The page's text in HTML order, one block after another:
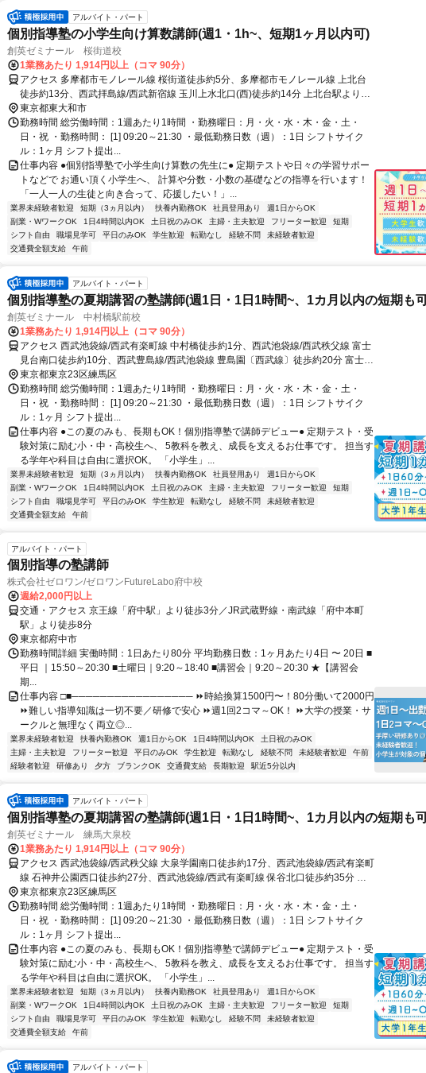
アルバイト・パート
個別指導塾の小学生向け算数講師(週1・1h~、短期1ヶ月以内可)
創英ゼミナール 桜街道校
1業務あたり 1,914円以上（コマ 90分）
アクセス 多摩都市モノレール線 桜街道徒歩約5分、多摩都市モノレール線 上北台
徒歩約13分、西武拝島線/西武新宿線 玉川上水北口(西)徒歩約14分 上北台駅より自
転車で6分、玉川上水駅より自転車で6分
東京都東大和市
勤務時間 総労働時間：1週あたり1時間 ・勤務曜日：月・火・水・木・金・土・
日・祝 ・勤務時間： [1] 09:20～21:30 ・最低勤務日数（週）：1日 シフトサイク
ル：1ヶ月 シフト提出...
仕事内容 ●個別指導塾で小学生向け算数の先生に● 定期テストや日々の学習サポー
トなどで お通い頂く小学生へ、 計算や分数・小数の基礎などの指導を行います！
「一人一人の生徒と向き合って、応援したい！」...
業界未経験者歓迎 短期（3ヵ月以内） 扶養内勤務OK 社員登用あり
週1日からOK
副業・WワークOK
1日4時間以内OK 土日祝のみOK 主婦・主夫歓迎 フリーター歓迎
短期
シフト自由
職場見学可 平日のみOK 学生歓迎 転勤なし 経験不問
未経験者歓迎
交通費全額支給
午前
アルバイト・パート
個別指導塾の夏期講習の塾講師(週1日・1日1時間~、1カ月以内の短期も
創英ゼミナール 中村橋駅前校
1業務あたり 1,914円以上（コマ 90分）
アクセス 西武池袋線/西武有楽町線 中村橋徒歩約1分、西武池袋線/西武秩父線 富士
見台南口徒歩約10分、西武豊島線/西武池袋線 豊島園〔西武線〕徒歩約20分 富士見
台駅より自転車で4分、豊島園駅より自転車で8分
東京都東京23区練馬区
勤務時間 総労働時間：1週あたり1時間 ・勤務曜日：月・火・水・木・金・土・
日・祝 ・勤務時間： [1] 09:20～21:30 ・最低勤務日数（週）：1日 シフトサイク
ル：1ヶ月 シフト提出...
仕事内容 ●この夏のみも、長期もOK！個別指導塾で講師デビュー● 定期テスト・受
験対策に励む小・中・高校生へ、 5教科を教え、成長を支えるお仕事です。 担当す
る学年や科目は自由に選択OK。 「小学生」...
業界未経験者歓迎 短期（3ヵ月以内） 扶養内勤務OK 社員登用あり
週1日からOK
副業・WワークOK
1日4時間以内OK 土日祝のみOK 主婦・主夫歓迎 フリーター歓迎
短期
シフト自由
職場見学可 平日のみOK 学生歓迎 転勤なし 経験不問
未経験者歓迎
交通費全額支給
午前
アルバイト・パート
個別指導の塾講師
株式会社ゼロワン/ゼロワンFutureLabo府中校
週給2,000円以上
交通・アクセス 京王線「府中駅」より徒歩3分／JR武蔵野線・南武線「府中本町
駅」より徒歩8分
東京都府中市
勤務時間詳細 実働時間：1日あたり80分 平均勤務日数：1ヶ月あたり4日 〜 20日 ■
平日 ｜15:50～20:30 ■土曜日｜9:20～18:40 ■講習会｜9:20～20:30 ★【講習会
期...
仕事内容 □■───────────────── ⏩時給換算1500円〜！80分働いて2000円
⏩難しい指導知識は一切不要／研修で安心 ⏩週1回2コマ～OK！ ⏩大学の授業・サ
ークルと無理なく両立◎...
業界未経験者歓迎 扶養内勤務OK 週1日からOK 1日4時間以内OK
土日祝のみOK
主婦・主夫歓迎
フリーター歓迎 平日のみOK 学生歓迎 転勤なし 経験不問 未経験者歓迎
午前
経験者歓迎
研修あり 夕方 ブランクOK 交通費支給 長期歓迎 駅近5分以内
アルバイト・パート
個別指導塾の夏期講習の塾講師(週1日・1日1時間~、1カ月以内の短期も
創英ゼミナール 練馬大泉校
1業務あたり 1,914円以上（コマ 90分）
アクセス 西武池袋線/西武秩父線 大泉学園南口徒歩約17分、西武池袋線/西武有楽町
線 石神井公園西口徒歩約27分、西武池袋線/西武有楽町線 保谷北口徒歩約35分 大
泉学園駅より自転車で7分、石神井公園駅より自転車で11分、保谷駅より自転車で
14分
東京都東京23区練馬区
勤務時間 総労働時間：1週あたり1時間 ・勤務曜日：月・火・水・木・金・土・
日・祝 ・勤務時間： [1] 09:20～21:30 ・最低勤務日数（週）：1日 シフトサイク
ル：1ヶ月 シフト提出...
仕事内容 ●この夏のみも、長期もOK！個別指導塾で講師デビュー● 定期テスト・受
験対策に励む小・中・高校生へ、 5教科を教え、成長を支えるお仕事です。 担当す
る学年や科目は自由に選択OK。 「小学生」...
業界未経験者歓迎 短期（3ヵ月以内） 扶養内勤務OK 社員登用あり
週1日からOK
副業・WワークOK
1日4時間以内OK 土日祝のみOK 主婦・主夫歓迎 フリーター歓迎
短期
シフト自由
職場見学可 平日のみOK 学生歓迎 転勤なし 経験不問
未経験者歓迎
交通費全額支給
午前
アルバイト・パート